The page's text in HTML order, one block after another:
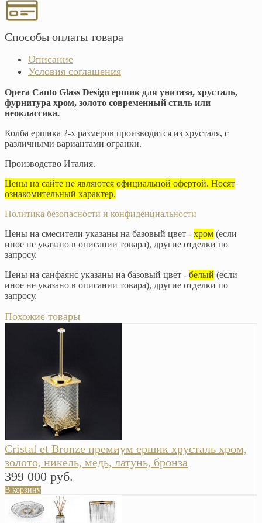
Способы оплаты товара
Описание
Условия соглашения
Opera Canto Glass Design ершик для унитаза, хрусталь,
фурнитура хром, золото современный стиль или
неоклассика.
Колба ершика 2-х размеров производится из хрусталя, с
различными вариантами огранки.
Производство Италия.
Цены на сайте не являются официальной офертой. Носят
ознакомительный характер.
Политика безопасности и конфиденциальности
Цены на смесители указаны на базовый цвет - хром (если
иное не указано в описании товара), другие отделки по
запросу.
Цены на санфаянс указаны на базовый цвет - белый (если
иное не указано в описании товара), другие отделки по
запросу.
Похожие товары
Cristal et Bronze премиум ершик хрусталь хром,
золото, никель, медь, латунь, бронза
399 000 руб.
В корзину